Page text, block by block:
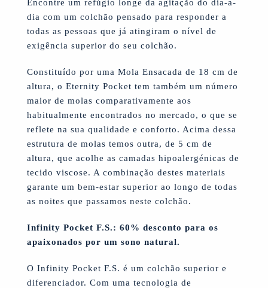
Encontre um refúgio longe da agitação do dia-a-
dia com um colchão pensado para responder a
todas as pessoas que já atingiram o nível de
exigência superior do seu colchão.
Constituído por uma Mola Ensacada de 18 cm de
altura, o Eternity Pocket tem também um número
maior de molas comparativamente aos
habitualmente encontrados no mercado, o que se
reflete na sua qualidade e conforto. Acima dessa
estrutura de molas temos outra, de 5 cm de
altura, que acolhe as camadas hipoalergénicas de
tecido viscose. A combinação destes materiais
garante um bem-estar superior ao longo de todas
as noites que passamos neste colchão.
Infinity Pocket F.S.: 60% desconto para os
apaixonados por um sono natural.
O Infinity Pocket F.S. é um colchão superior e
diferenciador. Com uma tecnologia de